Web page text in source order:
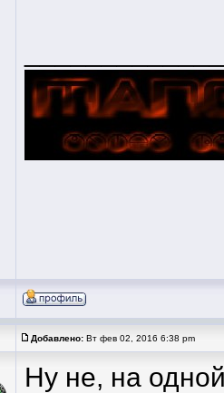
Добавлено: Вт фев 02, 2016 6:38 pm
Ну не, на